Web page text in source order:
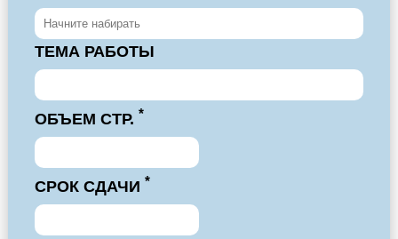
ТЕМА РАБОТЫ
ОБЪЕМ СТР.*
СРОК СДАЧИ*